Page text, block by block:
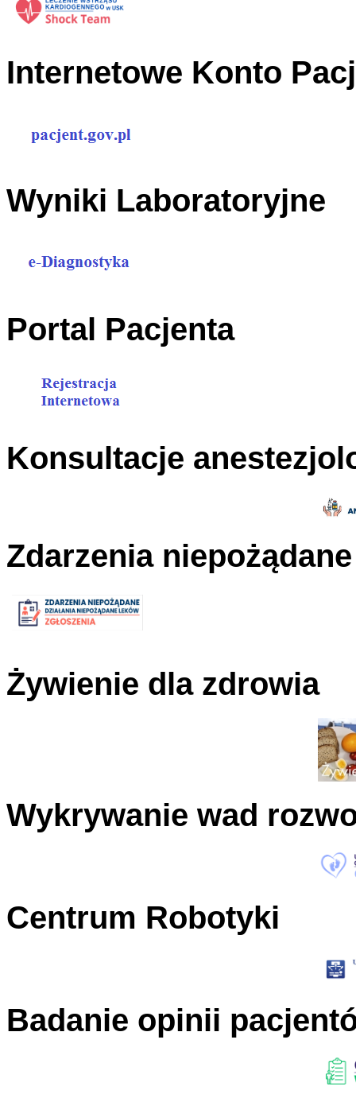
Internetowe Konto
Wyniki Laboratoryjne
Portal Pacjenta
Konsultacje
Zdarzenia niepożądane
Żywienie dla zdrowia
Wykrywanie wad
Centrum Robotyki
Badanie opinii